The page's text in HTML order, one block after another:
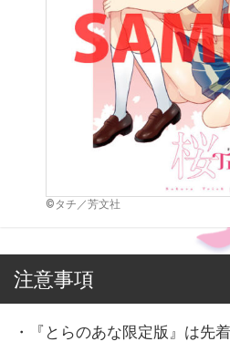
©タチ／芳文社
注意事項
・『とらのあな限定版』は先